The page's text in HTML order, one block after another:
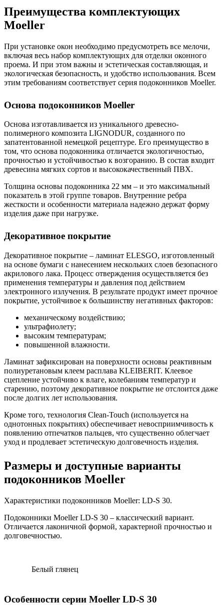
Преимущества комплектующих
Moeller
При установке окон необходимо предусмотреть все мелочи,
включая весь набор комплектующих для отделки оконного
проема. И при этом важны и эстетическая составляющая, и
экологическая безопасность, и удобство использования. Всем
этим требованиям соответствует серия подоконников Moeller.
Основа подоконников Moeller
Основа изготавливается из уникального древесно-
полимерного композита LIGNODUR, созданного по
запатентованной немецкой рецептуре. Его преимущество в
том, что основа подоконника отличается экологичностью,
прочностью и устойчивостью к возгоранию. В состав входит
древесина мягких сортов и высококачественный ПВХ.
Толщина основы подоконника 22 мм – и это максимальный
показатель в этой группе товаров. Внутренние ребра
жесткости и особенности материала надежно держат форму
изделия даже при нагрузке.
Декоративное покрытие
Декоративное покрытие – ламинат ELESGO, изготовленный
на основе бумаги с нанесением нескольких слоев безопасного
акрилового лака. Процесс отверждения осуществляется без
применения температуры и давления под действием
электронного излучения. В результате продукт имеет прочное
покрытие, устойчивое к большинству негативных факторов:
механическому воздействию;
ультрафиолету;
высоким температурам;
повышенной влажности.
Ламинат зафиксирован на поверхности основы реактивным
полиуретановым клеем расплава KLEIBERIT. Клеевое
сцепление устойчиво к влаге, колебаниям температур и
старению, поэтому декоративное покрытие не отслоится даже
после долгих лет использования.
Кроме того, технология Clean-Touch (используется на
однотонных покрытиях) обеспечивает невосприимчивость к
появлению отпечатков пальцев, что существенно облегчает
уход и продлевает эстетическую долговечность изделия.
Размеры и доступные варианты
подоконников Moeller
Характеристики подоконников Moeller: LD-S 30.
Подоконники Moeller LD-S 30 – классический вариант.
Отличается лаконичной формой, характерной прочностью и
долговечностью.
Белый глянец
Особенности серии Moeller LD-S 30